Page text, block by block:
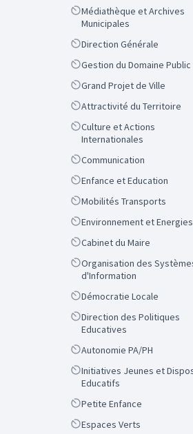
Scope
Médiathèque et Archives
Municipales
ScopeDirection Générale
ScopeGestion du Domaine Public
ScopeGrand Projet de Ville
ScopeAttractivité du Territoire
Scope
Culture et Actions
Internationales
ScopeCommunication
ScopeEnfance et Education
ScopeMobilités Transports
ScopeEnvironnement et Energies
ScopeCabinet du Maire
Scope
Organisation des Systèmes
d'Information
ScopeDémocratie Locale
Scope
Direction des Politiques
Educatives
ScopeAutonomie PA/PH
Scope
Initiatives Jeunes et Dispositifs
Educatifs
ScopePetite Enfance
ScopeEspaces Verts